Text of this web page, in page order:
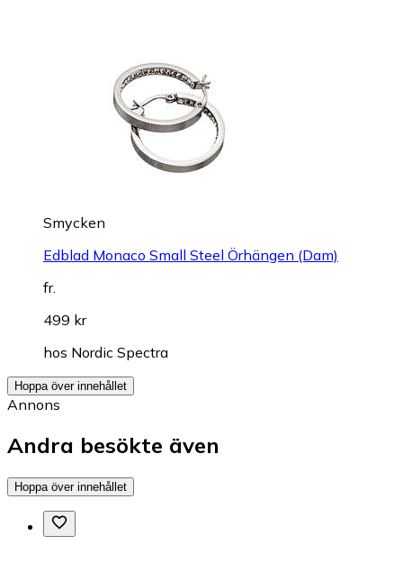
Smycken
Edblad Monaco Small Steel Örhängen (Dam)
fr.
499 kr
hos Nordic Spectra
Hoppa över innehållet
Annons
Andra besökte även
Hoppa över innehållet